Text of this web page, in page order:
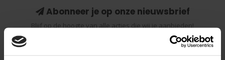
Abonneer je op onze nieuwsbrief
Blijf op de hoogte van alle acties die wij je aanbieden!
Abonneer